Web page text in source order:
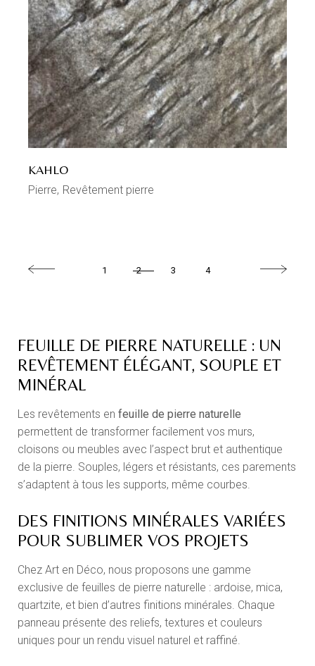
KAHLO
Pierre Revêtement pierre
1 2 3 4
FEUILLE DE PIERRE NATURELLE : UN
REVÊTEMENT ÉLÉGANT, SOUPLE ET
MINÉRAL
Les revêtements enfeuille de pierre naturelle
permettent de transformer facilement vos murs,
cloisons ou meubles avec l’aspect brut et authentique
de la pierre. Souples, légers et résistants, ces parements
s’adaptent à tous les supports, même courbes.
DES FINITIONS MINÉRALES VARIÉES
POUR SUBLIMER VOS PROJETS
Chez Art en Déco, nous proposons une gamme
exclusive de feuilles de pierre naturelle : ardoise, mica,
quartzite, et bien d’autres finitions minérales. Chaque
panneau présente des reliefs, textures et couleurs
uniques pour un rendu visuel naturel et raffiné.